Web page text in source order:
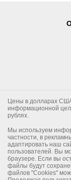
Цены в долларах
информационной
рублях.
Мы используем
частности, в
адаптировать наш
пользователей. Вы
браузере. Если вы
файлы будут
файлов "Cookies"